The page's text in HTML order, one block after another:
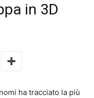
in 3D
ha tracciato la più